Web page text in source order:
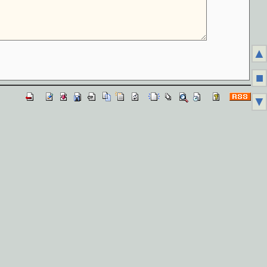
▲
■
▼